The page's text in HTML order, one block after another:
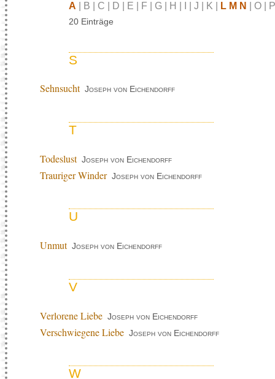
A | B | C | D | E | F | G | H | I | J | K | L M N | O |
20 Einträge
S
Sehnsucht Joseph von Eichendorff
T
Todeslust Joseph von Eichendorff
Trauriger Winder Joseph von Eichendorff
U
Unmut Joseph von Eichendorff
V
Verlorene Liebe Joseph von Eichendorff
Verschwiegene Liebe Joseph von Eichendorff
W